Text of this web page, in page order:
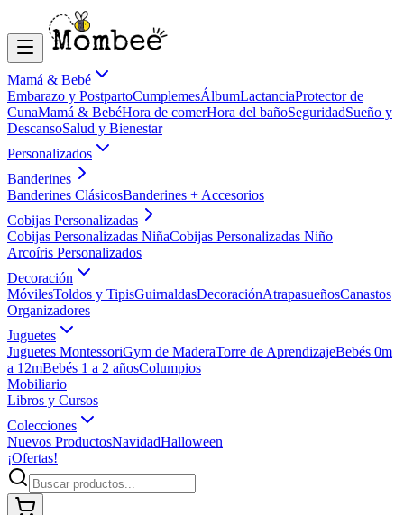
Mamá & Bebé
Embarazo y PostpartoCumplemesÁlbumLactanciaProtector de
CunaMamá & BebéHora de comerHora del bañoSeguridadSueño y
DescansoSalud y Bienestar
Personalizados
Banderines
Banderines ClásicosBanderines + Accesorios
Cobijas Personalizadas
Cobijas Personalizadas NiñaCobijas Personalizadas Niño
Arcoíris Personalizados
Decoración
MóvilesToldos y TipisGuirnaldasDecoraciónAtrapasueñosCanastos
Organizadores
Juguetes
Juguetes MontessoriGym de MaderaTorre de AprendizajeBebés 0m
a 12mBebés 1 a 2 añosColumpios
Mobiliario
Libros y Cursos
Colecciones
Nuevos ProductosNavidadHalloween
¡Ofertas!